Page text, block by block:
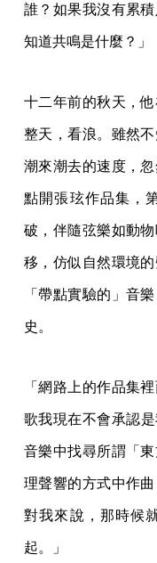
誰？如果我沒有累
知道共鳴是什麼？」
十二年前的秋天，
整天，看浪。雖然
潮來潮去的速度，
點開張玹作品集，
破，伴隨弦樂如動
移，仿似自然環境
「帶點實驗的」音
史。
「網路上的作品集
歌我現在不會承認
音樂中找尋所謂「
理聲響的方式中作
對我來說，那時候
起。」